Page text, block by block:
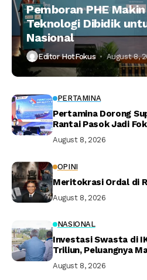
Pemboran PHE
Teknologi Dibidik
Nasional
Editor HotFokus August 8,
PERTAMINA
Pertamina Dorong
Rantai Pasok Jadi
August 8, 2026
OPINI
Meritokrasi Ordal di
August 8, 2026
NASIONAL
Investasi Swasta di
Triliun, Peluangnya
August 8, 2026